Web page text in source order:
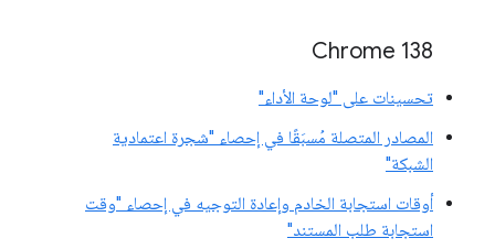
‫Chrome 138
تحسينات على "لوحة الأداء"
المصادر المتصلة مُسبَقًا في إحصاء "شجرة اعتمادية
الشبكة"
أوقات استجابة الخادم وإعادة التوجيه في إحصاء "وقت
استجابة طلب المستند"